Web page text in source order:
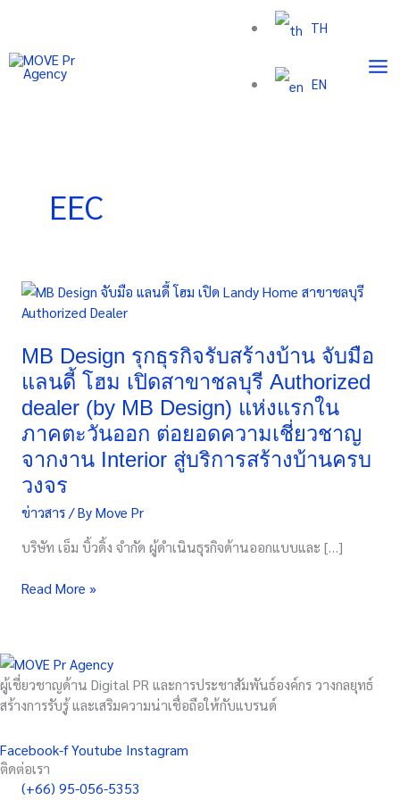
content
TH
EN
EEC
MB Design รุกธุรกิจรับสร้างบ้าน จับมือ
แลนดี้ โฮม เปิดสาขาชลบุรี Authorized
dealer (by MB Design) แห่งแรกใน
ภาคตะวันออก ต่อยอดความเชี่ยวชาญ
จากงาน Interior สู่บริการสร้างบ้านครบ
วงจร
ข่าวสาร/ ByMove Pr
บริษัท เอ็ม บิ้วดิ้ง จำกัด ผู้ดำเนินธุรกิจด้านออกแบบและ […]
MB
Design
ธุรกิจ
รับ
สร้าง
บ้าน
จับ
มือ
แลน
ดี้
โฮม
เปิด
สาขา
Authorized
MB
Design)
แห่ง
ใน
ภาค
ตะวัน
Read More »
ผู้เชี่ยวชาญด้าน Digital PR และการประชาสัมพันธ์องค์กร วางกลยุทธ์
สร้างการรับรู้ และเสริมความน่าเชื่อถือให้กับแบรนด์
Facebook-fYoutube Instagram
ติดต่อเรา
(+66) 95-056-5353